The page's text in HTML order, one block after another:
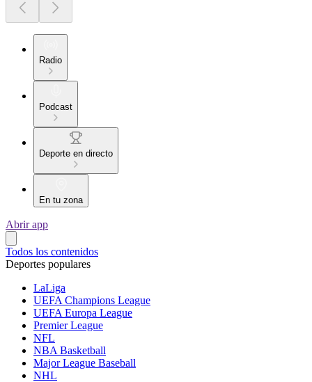
Radio
Podcast
Deporte en directo
En tu zona
Abrir app
Todos los contenidos
Deportes populares
LaLiga
UEFA Champions League
UEFA Europa League
Premier League
NFL
NBA Basketball
Major League Baseball
NHL